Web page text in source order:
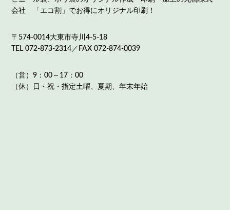
会社 「エコ割」でお得にオリジナル印刷！
〒574-0014大東市寺川4-5-18
TEL 072-873-2314／FAX 072-874-0039
（営）9：00～17：00
（休）日・祝・指定土曜、夏期、年末年始